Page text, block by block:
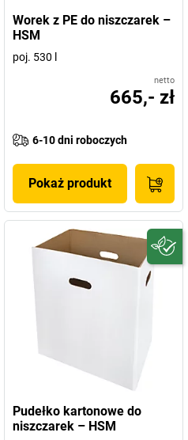
Worek z PE do niszczarek –
HSM
poj. 530 l
netto
665,- zł
6-10 dni roboczych
Pokaż produkt
Pudełko kartonowe do
niszczarek – HSM